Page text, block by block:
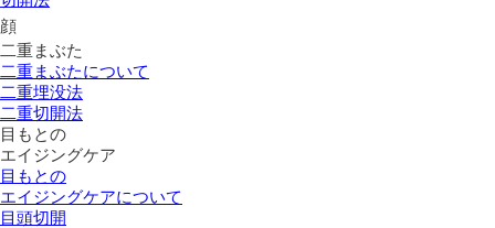
顔
二重まぶた
二重まぶたについて
二重埋没法
二重切開法
目もとの
エイジングケア
目もとの
エイジングケアについて
目頭切開